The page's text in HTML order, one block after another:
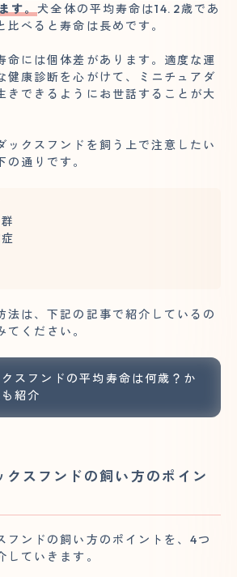
す。犬全体の平均寿命は14.2歳であ
比べると寿命は長めです。
命には個体差があります。適度な運
健康診断を心がけて、ミニチュアダ
きできるようにお世話することが大
ックスフンドを飼う上で注意したい
通りです。
法は、下記の記事で紹介しているの
ください。
スフンドの平均寿命は何歳？か
紹介
クスフンドの飼い方のポイン
フンドの飼い方のポイントを、4つ
ていきます。